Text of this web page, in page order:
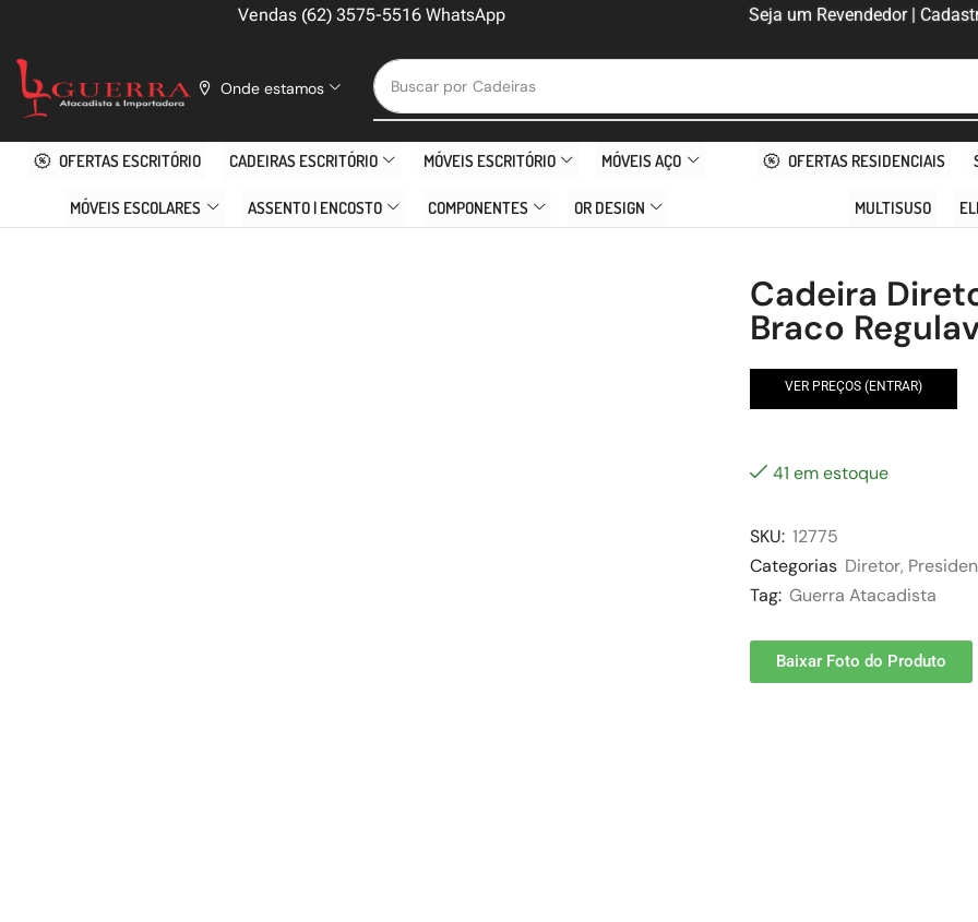
Vendas (62) 3575-5516 WhatsApp Seja um Revendedor |
Onde estamos Buscar por Cadeiras
OFERTAS ESCRITÓRIO CADEIRAS ESCRITÓRIO MÓVEIS ESCRITÓRIO MÓVEIS AÇO
MÓVEIS ESCOLARES ASSENTO | ENCOSTO COMPONENTES OR DESIGN
OFERTAS RESIDENCIAIS
MULTISUSO
Cadeira
Braco
VER PREÇOS (ENTRAR)
41 em estoque
SKU: 12775
Categorias Diretor,
Tag: Guerra Atacadista
Baixar Foto do Produto